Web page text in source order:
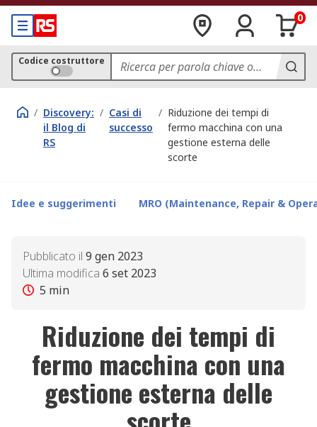
0
Codice costruttore
/ Discovery:
il Blog di
RS
/ Casi di
successo
/ Riduzione dei tempi di
fermo macchina con una
gestione esterna delle
scorte
Idee e suggerimenti MRO (Maintenance, Repair &
Pubblicato il 9 gen 2023
Ultima modifica 6 set 2023
5 min
Riduzione dei tempi di
fermo macchina con una
gestione esterna delle